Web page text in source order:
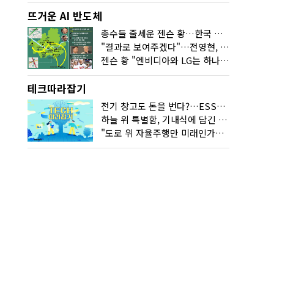
뜨거운 AI 반도체
총수들 줄세운 젠슨 황…한국 산업계 새판 짰다
"결과로 보여주겠다"…전영현, 젠슨 황과 HBM5 논의
젠슨 황 "엔비디아와 LG는 하나의 거대한 팀"
테크따라잡기
전기 창고도 돈을 번다?…ESS의 '두뇌' EMO가 뭐길래
하늘 위 특별함, 기내식에 담긴 기술의 세계
"도로 위 자율주행만 미래인가요"…진흙탕서 길 내는 HD현대 AI 기술